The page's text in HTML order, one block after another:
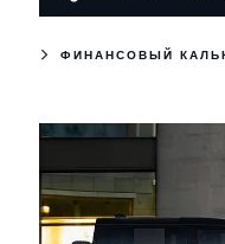
ФИНАНСОВЫЙ